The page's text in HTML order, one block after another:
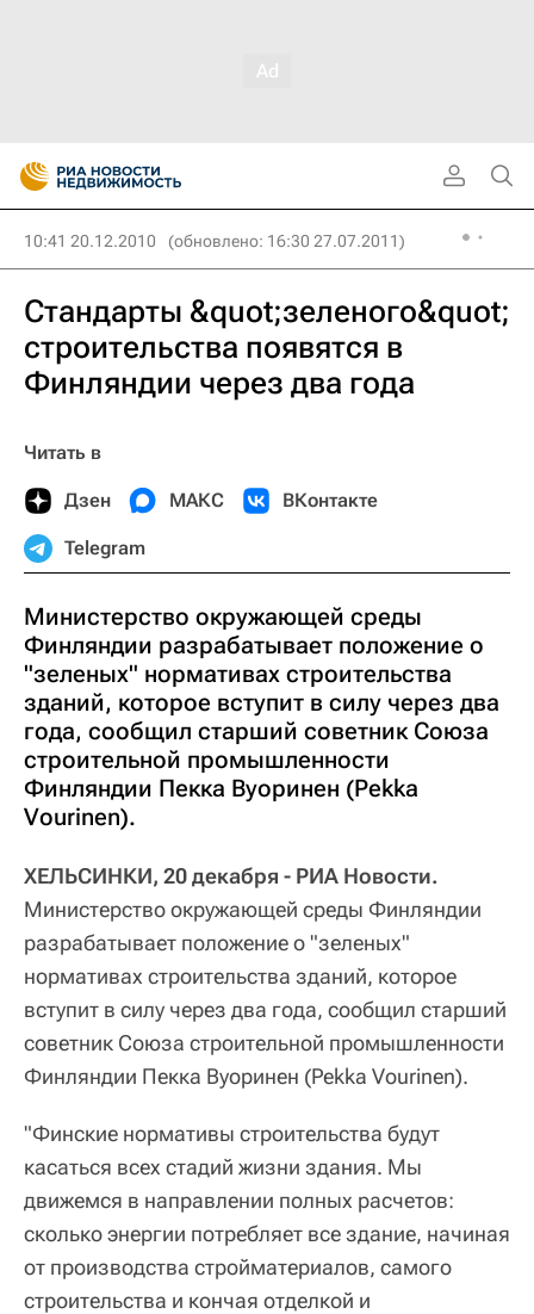
10:41 20.12.2010 (обновлено: 16:30 27.07.2011)
Стандарты &quot;зеленого&quot;
строительства появятся в
Финляндии через два года
Читать в
Дзен МАКС ВКонтакте
Telegram
Министерство окружающей среды
Финляндии разрабатывает положение о
"зеленых" нормативах строительства
зданий, которое вступит в силу через два
года, сообщил старший советник Союза
строительной промышленности
Финляндии Пекка Вуоринен (Pekka
Vourinen).
ХЕЛЬСИНКИ, 20 декабря - РИА Новости.
Министерство окружающей среды Финляндии
разрабатывает положение о "зеленых"
нормативах строительства зданий, которое
вступит в силу через два года, сообщил старший
советник Союза строительной промышленности
Финляндии Пекка Вуоринен (Pekka Vourinen).
"Финские нормативы строительства будут
касаться всех стадий жизни здания. Мы
движемся в направлении полных расчетов:
сколько энергии потребляет все здание, начиная
от производства стройматериалов, самого
строительства и кончая отделкой и